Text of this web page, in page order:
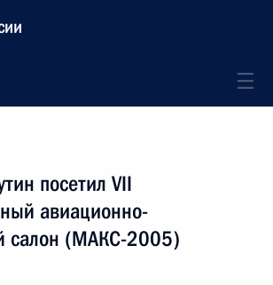
посетил VII
авиационно-
салон (МАКС-2005)